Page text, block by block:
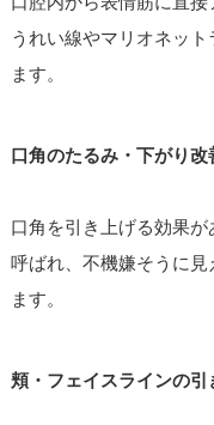
うれい線やマリオネッ
ます。
口角のたるみ・下がり改
口角を引き上げる効果
呼ばれ、不機嫌そうに
ます。
頬・フェイスラインの引